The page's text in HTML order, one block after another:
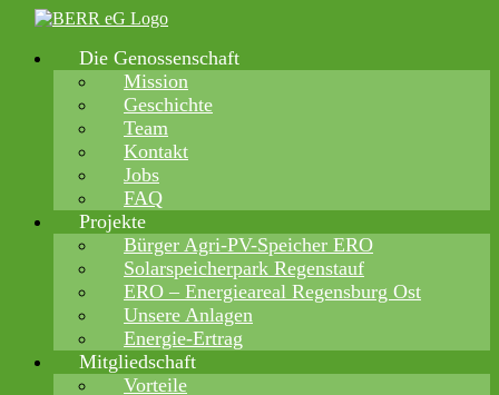
Zum
springen
Die Genossenschaft
Mission
Geschichte
Team
Kontakt
Jobs
FAQ
Projekte
Bürger Agri-PV-Speicher ERO
Solarspeicherpark Regenstauf
ERO – Energieareal Regensburg Ost
Unsere Anlagen
Energie-Ertrag
Mitgliedschaft
Vorteile